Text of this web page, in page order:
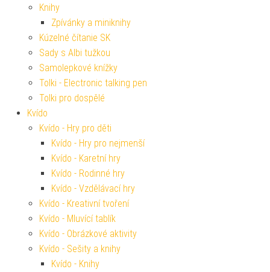
Knihy
Zpívánky a miniknihy
Kúzelné čítanie SK
Sady s Albi tužkou
Samolepkové knížky
Tolki - Electronic talking pen
Tolki pro dospělé
Kvído
Kvído - Hry pro děti
Kvído - Hry pro nejmenší
Kvído - Karetní hry
Kvído - Rodinné hry
Kvído - Vzdělávací hry
Kvído - Kreativní tvoření
Kvído - Mluvící tablík
Kvído - Obrázkové aktivity
Kvído - Sešity a knihy
Kvído - Knihy